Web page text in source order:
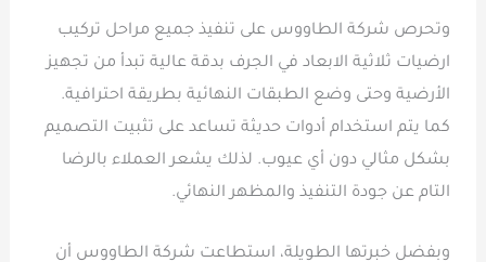
وتحرص شركة الطاووس على تنفيذ جميع مراحل تركيب
ارضيات ثلاثية الابعاد في الجرف بدقة عالية تبدأ من تجهيز
الأرضية وحتى وضع الطبقات النهائية بطريقة احترافية.
كما يتم استخدام أدوات حديثة تساعد على تثبيت التصميم
بشكل مثالي دون أي عيوب. لذلك يشعر العملاء بالرضا
التام عن جودة التنفيذ والمظهر النهائي.
وبفضل خبرتها الطويلة، استطاعت شركة الطاووس أن